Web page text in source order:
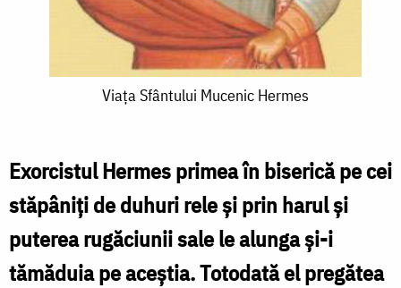
Hermes
Viața Sfântului Mucenic Hermes
Exorcistul Hermes primea în biserică pe cei
stăpâniți de duhuri rele și prin harul și
puterea rugăciunii sale le alunga și-i
tămăduia pe aceștia. Totodată el pregătea